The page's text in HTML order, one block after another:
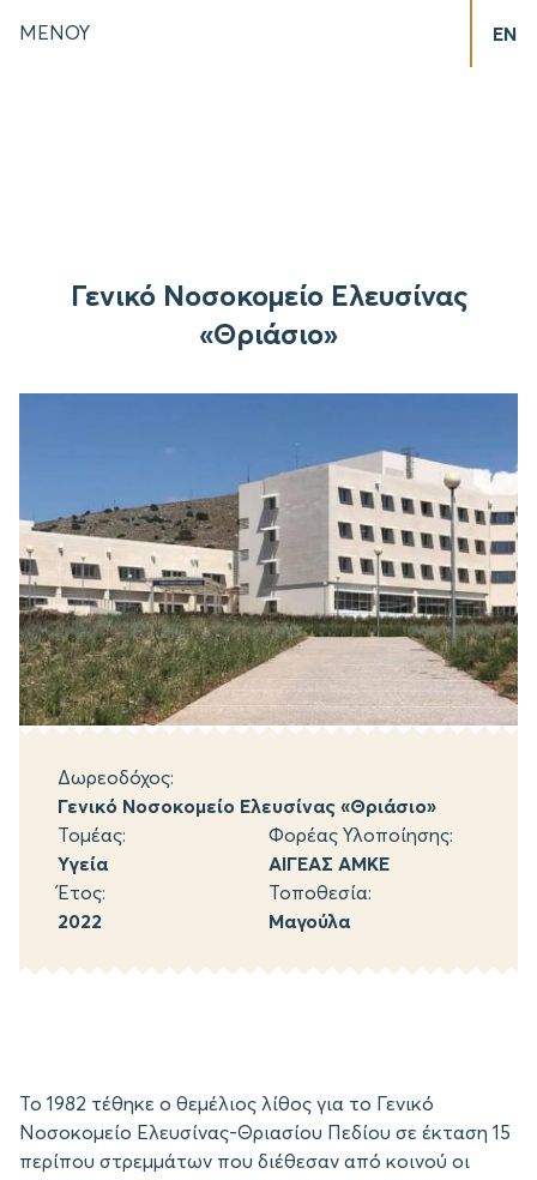
ΜΕΝΟΥ EN
Γενικό Νοσοκομείο Ελευσίνας
«Θριάσιο»
Δωρεοδόχος:
Γενικό Νοσοκομείο Ελευσίνας «Θριάσιο»
Τομέας:
Υγεία
Φορέας Υλοποίησης:
ΑΙΓΕΑΣ ΑΜΚΕ
Έτος:
2022
Τοποθεσία:
Μαγούλα
Το 1982 τέθηκε ο θεμέλιος λίθος για το Γενικό
Νοσοκομείο Ελευσίνας-Θριασίου Πεδίου σε έκταση 15
περίπου στρεμμάτων που διέθεσαν από κοινού οι